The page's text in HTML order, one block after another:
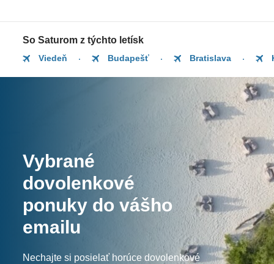
So Saturom z týchto letísk
Viedeň Budapešť Bratislava
Vybrané
dovolenkové
ponuky do vášho
emailu
Nechajte si posielať horúce dovolenkové